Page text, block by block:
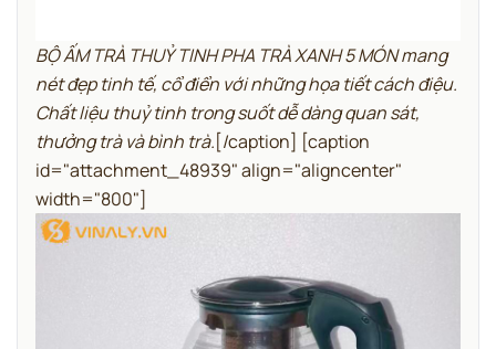
BỘ ẤM TRÀ THUỶ TINH PHA TRÀ XANH 5 MÓN mang
nét đẹp tinh tế, cổ điển với những họa tiết cách điệu.
Chất liệu thuỷ tinh trong suốt dễ dàng quan sát,
thưởng trà và bình trà.[/caption] [caption
id="attachment_48939" align="aligncenter"
width="800"]